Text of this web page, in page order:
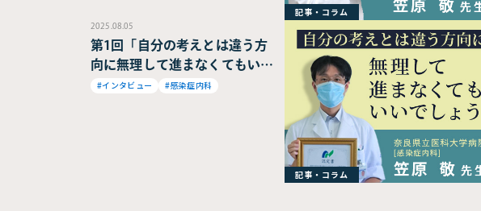
記事・コラム
2025.08.05
第1回「自分の考えとは違う方
向に無理して進まなくてもいい
でしょう。」奈良県立医科大学
#インタビュー #感染症内科
記事・コラム